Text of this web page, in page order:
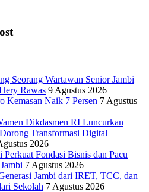
Seorang Wartawan Senior Jambi
Rawas 9 Agustus 2026
Kemasan Naik 7 Persen 7 Agustus
Dikdasmen RI Luncurkan
Transformasi Digital
2026
Perkuat Fondasi Bisnis dan Pacu
7 Agustus 2026
Jambi dari IRET, TCC, dan
Sekolah 7 Agustus 2026